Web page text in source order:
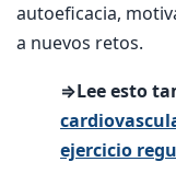
autoeficacia,
a nuevos retos.
⇒Lee esto
ejercicio